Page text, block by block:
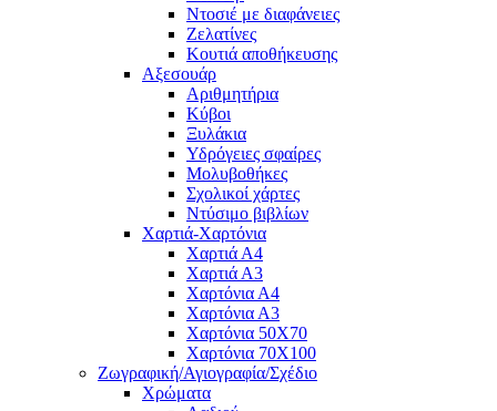
Ντοσιέ με διαφάνειες
Ζελατίνες
Κουτιά αποθήκευσης
Αξεσουάρ
Αριθμητήρια
Κύβοι
Ξυλάκια
Υδρόγειες σφαίρες
Μολυβοθήκες
Σχολικοί χάρτες
Ντύσιμο βιβλίων
Χαρτιά-Χαρτόνια
Χαρτιά Α4
Χαρτιά Α3
Χαρτόνια Α4
Χαρτόνια Α3
Χαρτόνια 50Χ70
Χαρτόνια 70Χ100
Ζωγραφική/Αγιογραφία/Σχέδιο
Χρώματα